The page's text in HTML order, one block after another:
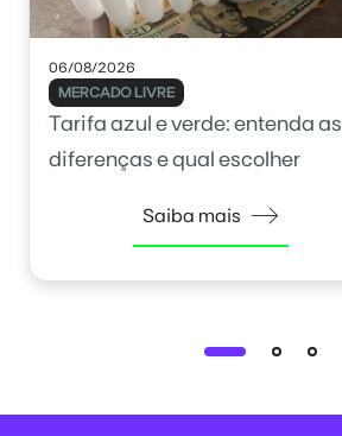
06/08/2026
MERCADO LIVRE
Tarifa azul e verde: entenda as
diferenças e qual escolher
Saiba mais